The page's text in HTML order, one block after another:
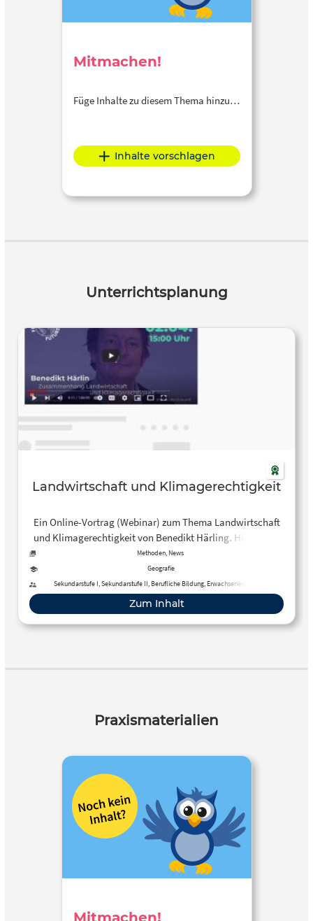
Mitmachen!
Füge Inhalte zu diesem Thema hinzu…
Inhalte vorschlagen
Unterrichtsplanung
Landwirtschaft und Klimagerechtigkeit
Ein Online-Vortrag (Webinar) zum Thema Landwirtschaft
und Klimagerechtigkeit von Benedikt Härling. Hier findet
ihr Links und Quellen zu Benedikt Härlins Vortrag:
https://pad.fridaysforfuture.de/p/
Methoden, News
Geografie
Sekundarstufe I, Sekundarstufe II, Berufliche Bildung, Erwachsenenbildung
Zum Inhalt
Praxismaterialien